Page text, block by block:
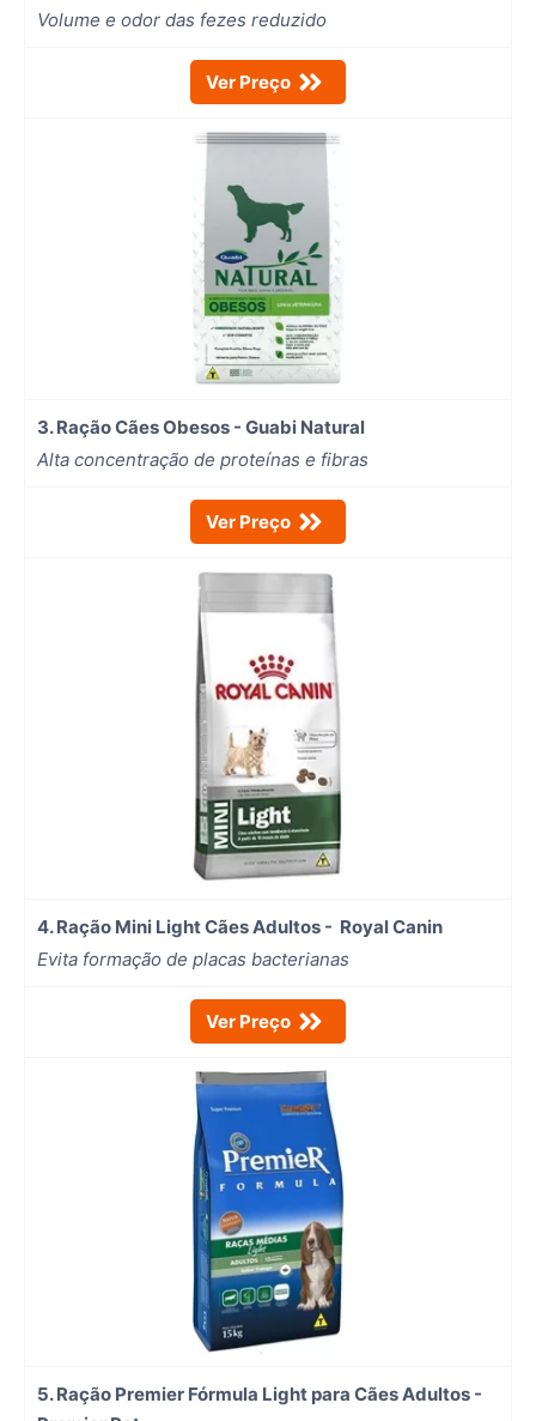
Volume e odor das fezes reduzido
Ver Preço
3. Ração Cães Obesos - Guabi Natural
Alta concentração de proteínas e fibras
Ver Preço
4. Ração Mini Light Cães Adultos - Royal Canin
Evita formação de placas bacterianas
Ver Preço
5. Ração Premier Fórmula Light para Cães Adultos -